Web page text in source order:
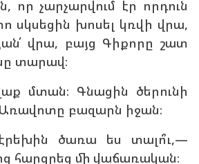
որ չարչարվում էր որդուն
սկսեցին խոսել կռվի վրա,
վրա, բայց Գիքորը շատ
տարավ։
մտան։ Գնացին ծերունի
բազարն իջան։
ծառա ես տալո՞ւ,—
հարցրեց մի վաճառական։